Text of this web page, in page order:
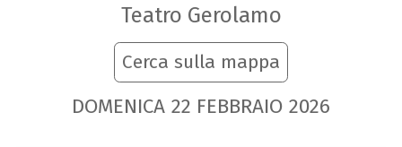
Teatro Gerolamo
Cerca sulla mappa
DOMENICA 22 FEBBRAIO 2026